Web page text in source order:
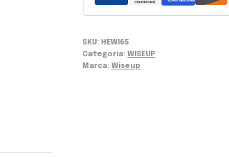
SKU: HEWI65
Categoría:WISEUP
Marca:Wiseup